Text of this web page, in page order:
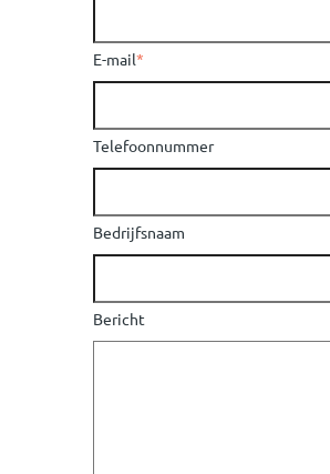
E-mail*
Telefoonnummer
Bedrijfsnaam
Bericht